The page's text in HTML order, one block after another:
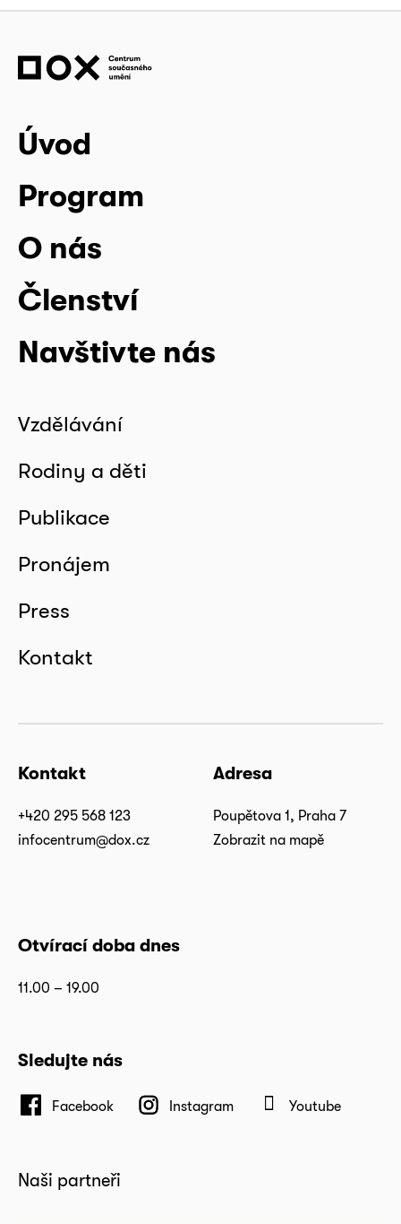
Úvod
Program
O nás
Členství
Navštivte nás
Vzdělávání
Rodiny a děti
Publikace
Pronájem
Press
Kontakt
Kontakt
+420 295 568 123
infocentrum@dox.cz
Adresa
Poupětova 1, Praha 7
Zobrazit na mapě
Otvírací doba dnes
11.00 – 19.00
Sledujte nás
Facebook Instagram Youtube
Naši partneři